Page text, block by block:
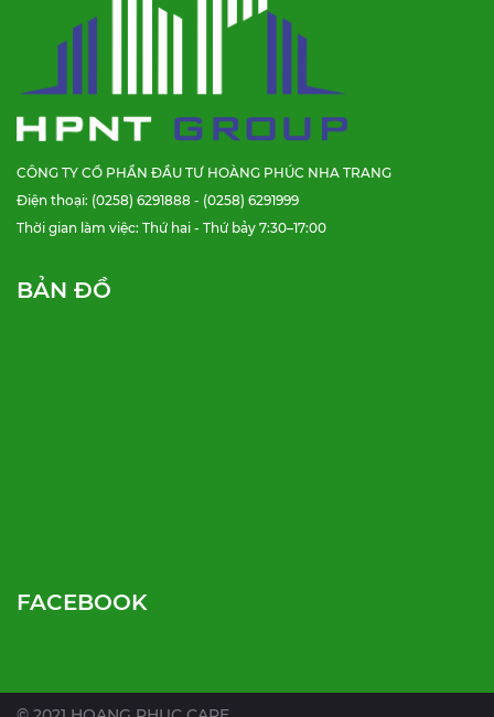
CÔNG TY CỔ PHẦN ĐẦU TƯ HOÀNG PHÚC NHA TRANG
Điện thoại: (0258) 6291888 - (0258) 6291999
Thời gian làm việc: Thứ hai - Thứ bảy 7:30–17:00
BẢN ĐỒ
FACEBOOK